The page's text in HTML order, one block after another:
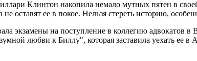
Клинтон накопила немало мутных пятен в
оставят ее в покое. Нельзя стереть историю,
экзамены на поступление в коллегию
любви к Биллу", которая заставила уехать ее